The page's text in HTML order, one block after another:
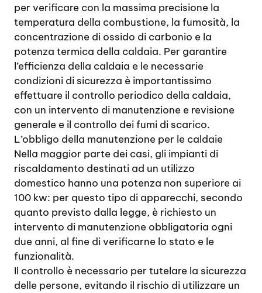
per verificare con la massima precisione la
temperatura della combustione, la fumosità, la
concentrazione di ossido di carbonio e la
potenza termica della caldaia. Per garantire
l’efficienza della caldaia e le necessarie
condizioni di sicurezza è importantissimo
effettuare il controllo periodico della caldaia,
con un intervento di manutenzione e revisione
generale e il controllo dei fumi di scarico.
L’obbligo della manutenzione per le caldaie
Nella maggior parte dei casi, gli impianti di
riscaldamento destinati ad un utilizzo
domestico hanno una potenza non superiore ai
100 kw: per questo tipo di apparecchi, secondo
quanto previsto dalla legge, è richiesto un
intervento di manutenzione obbligatoria ogni
due anni, al fine di verificarne lo stato e le
funzionalità.
Il controllo è necessario per tutelare la sicurezza
delle persone, evitando il rischio di utilizzare un